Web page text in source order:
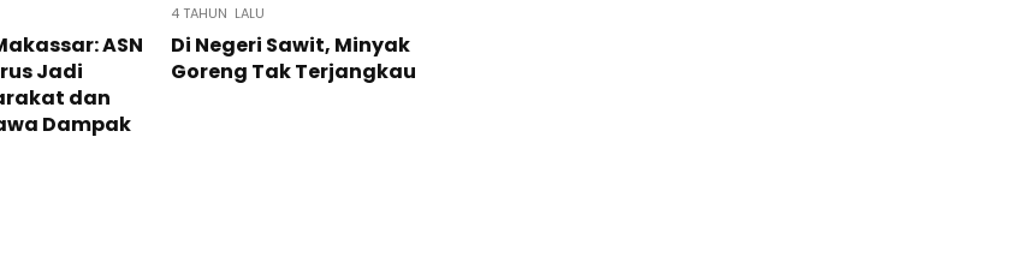
ASN
Jadi
dan
Dampak
4 TAHUN LALU
Di Negeri Sawit, Minyak
Goreng Tak Terjangkau